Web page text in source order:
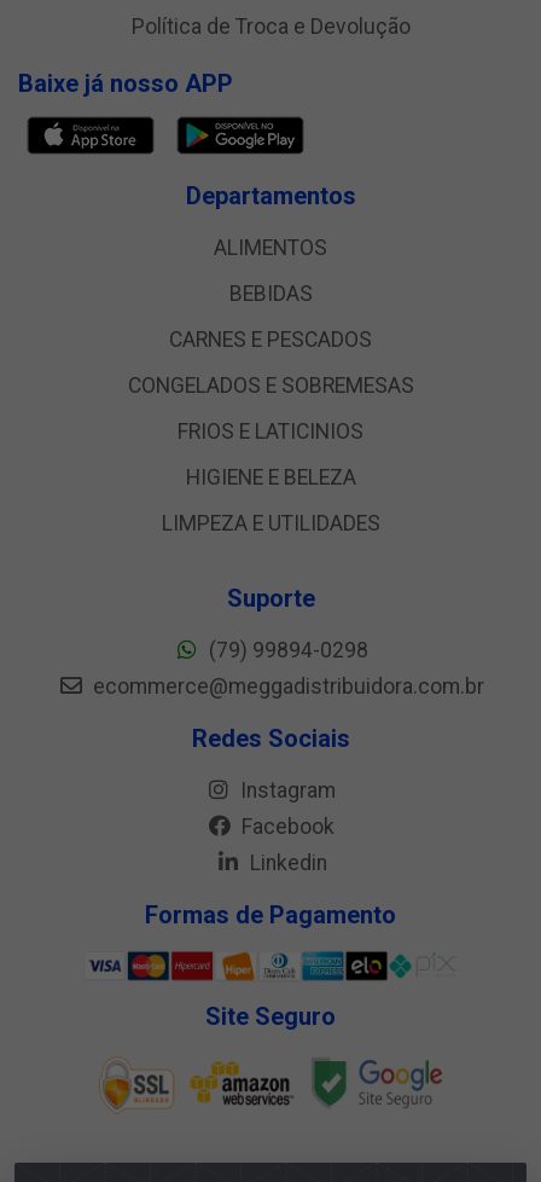
Política de Troca e Devolução
Baixe já nosso APP
Departamentos
ALIMENTOS
BEBIDAS
CARNES E PESCADOS
CONGELADOS E SOBREMESAS
FRIOS E LATICINIOS
HIGIENE E BELEZA
LIMPEZA E UTILIDADES
Suporte
(79) 99894-0298
ecommerce@meggadistribuidora.com.br
Redes Sociais
Instagram
Facebook
Linkedin
Formas de Pagamento
Site Seguro